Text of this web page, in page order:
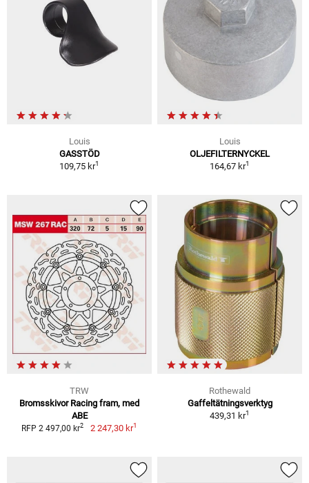
Louis
GASSTÖD
109,75 kr1
Louis
OLJEFILTERNYCKEL
164,67 kr1
TRW
Bromsskivor Racing fram, med
ABE
RFP 2 497,00 kr2 2 247,30 kr1
Rothewald
Gaffeltätningsverktyg
439,31 kr1